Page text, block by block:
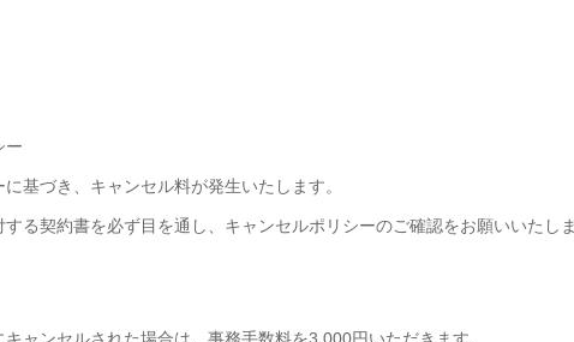
ー
基づき、キャンセル料が発生いたします。
る契約書を必ず目を通し、キャンセルポリシーのご確認をお願いいたしま